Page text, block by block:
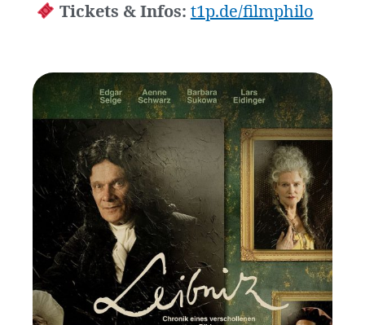
Tickets & Infos: t1p.de/filmphilo